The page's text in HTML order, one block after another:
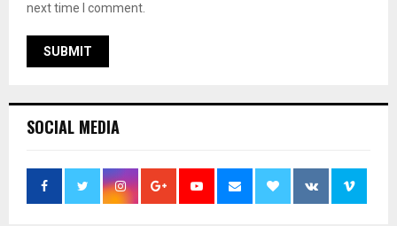
next time I comment.
SOCIAL MEDIA